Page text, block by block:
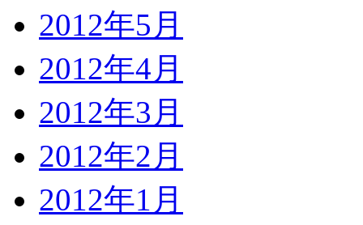
2012年5月
2012年4月
2012年3月
2012年2月
2012年1月